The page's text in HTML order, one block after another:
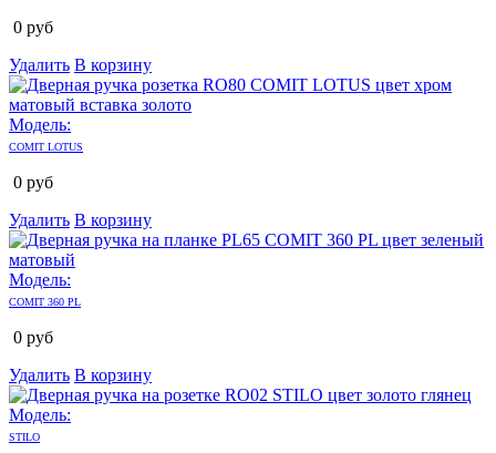
0 руб
Удалить В корзину
Модель:
COMIT LOTUS
0 руб
Удалить В корзину
Модель:
COMIT 360 PL
0 руб
Удалить В корзину
Модель:
STILO